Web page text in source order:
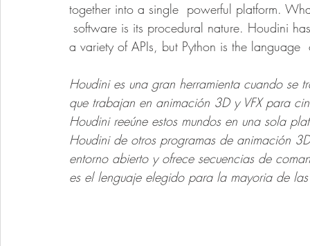
together into a single  powerful platform.
software is its procedural nature. Houdini
a variety of APIs, but Python is the language
Houdini es una gran herramienta cuando se
que trabajan en animación 3D y VFX para
Houdini reeúne estos mundos en una sola
Houdini de otros programas de animación
entorno abierto y ofrece secuencias de
es el lenguaje elegido para la mayoria de